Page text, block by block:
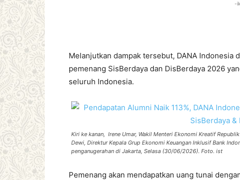
-
Melanjutkan dampak tersebut, DANA
pemenang SisBerdaya dan DisBerdaya 2026
seluruh Indonesia.
Kiri ke kanan, Irene Umar, Wakil Menteri Ekonomi Kreatif
Dewi, Direktur Kepala Grup Ekonomi Keuangan Inklusif Bank
penganugerahan di Jakarta, Selasa (30/06/2026). Foto. ist
Pemenang akan mendapatkan uang tunai